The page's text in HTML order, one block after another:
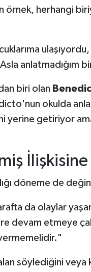
örnek, herhangi
anlatmadığım
biri olan
okulda
getiriyor
İlişkisine
döneme de
da olaylar
devam etmeye
söylediğini veya